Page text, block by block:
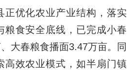
优化农业产业结构，落实
粮食安全底线，已完成小春
大春粮食播面3.47万亩。同
高效农业模式，如半扇门镇